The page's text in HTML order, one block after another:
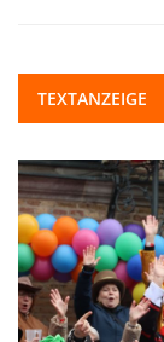
TEXTANZEIGE